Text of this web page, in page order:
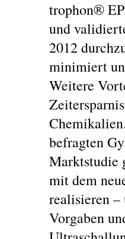
trophon®
und
2012
minimiert
Weitere
befragten
Marktstudie
mit dem
realisieren
Vorgaben